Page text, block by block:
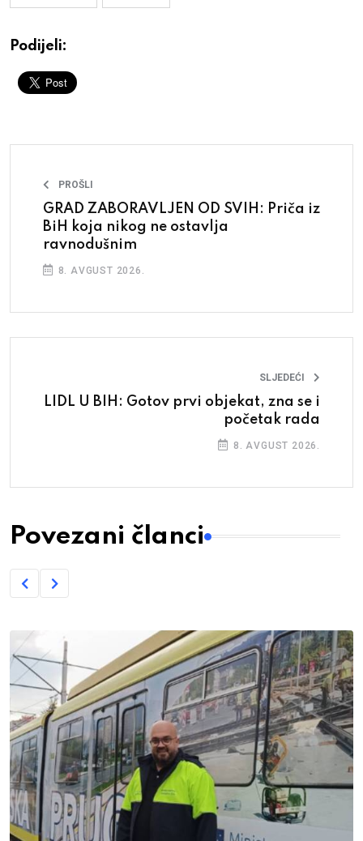
Podijeli:
PROŠLI
GRAD ZABORAVLJEN OD SVIH: Priča iz
BiH koja nikog ne ostavlja
ravnodušnim
8. AVGUST 2026.
SLJEDEĆI
LIDL U BIH: Gotov prvi objekat, zna se i
početak rada
8. AVGUST 2026.
Povezani članci